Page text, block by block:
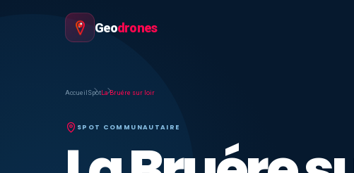
Geodrones
Accueil SpotLa Bruére sur loir
SPOT COMMUNAUTAIRE